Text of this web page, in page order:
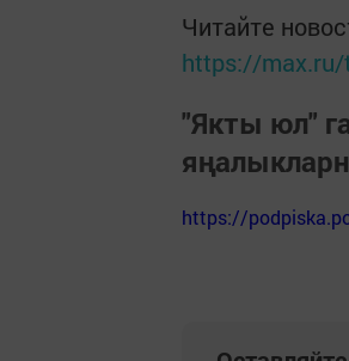
Читайте
https://
"Якты юл"
https://